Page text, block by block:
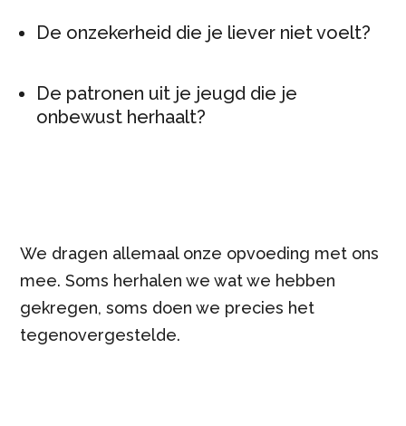
De onzekerheid die je liever niet voelt?
De patronen uit je jeugd die je
onbewust herhaalt?
We dragen allemaal onze opvoeding met ons
mee. Soms herhalen we wat we hebben
gekregen, soms doen we precies het
tegenovergestelde.